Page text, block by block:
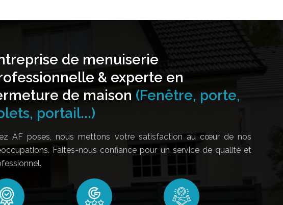
de menuiserie
& experte en
de maison (Fenêtre, porte,
portail...)
AF poses, nous mettons votre satisfaction au cœur de nos
Faites-nous confiance pour un service de qualité et